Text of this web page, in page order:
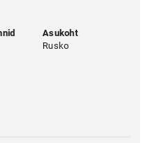
Asukoht
Rusko